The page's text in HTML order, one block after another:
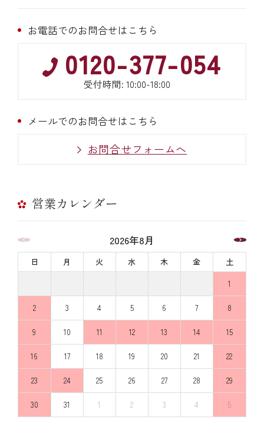
お電話でのお問合せはこちら
0120-377-054
受付時間: 10:00-18:00
メールでのお問合せはこちら
お問合せフォームへ
営業カレンダー
2026年8月
日 月 火 水 木 金
土
1
2 3 4 5 6 7 8
9 10 11 12 13 14 15
16 17 18 19 20 21 22
23 24 25 26 27 28 29
30 31 1 2 3 4 5